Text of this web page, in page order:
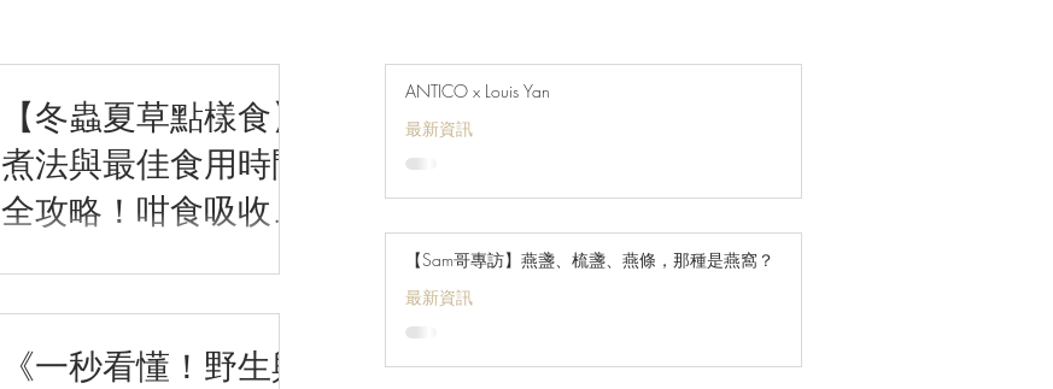
為新一代 Slim 菌，專攻內臟脂肪與代謝管理。 50億 B.
lactis CECT 8145 (動物雙歧桿菌)：臨床驗證有助減少脂肪
堆積。 50億 B. adolescentis (青春雙歧桿菌)：優化腸道微
生態，維持消化道屏障健康。 關鍵微量元素 & EGCG 綠茶
燃脂精華：加速新陳代謝，發揮雙重燃脂效果。 🗓️ 45 天
效果進程
【冬蟲夏草點樣食】
煮法與最佳食用時間
全攻略！咁食吸收率
《一秒看懂！野生與
ANTICO x Louis Yan
最新資訊
【Sam哥專訪】燕盞、梳盞、燕條，那種是燕窩？
最新資訊